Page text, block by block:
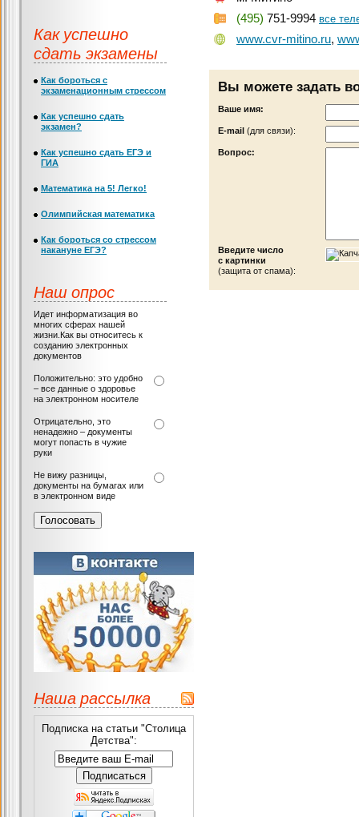
(495) 751-9994 все
www.cvr-mitino.ru,
Вы можете задать
Ваше имя:
Е-mail (для связи):
Вопрос:
Введите число
с картинки
(защита от спама):
Как успешно
сдать экзамены
Как бороться с
экзаменационным стрессом
Как успешно сдать
экзамен?
Как успешно сдать ЕГЭ и
ГИА
Математика на 5! Легко!
Олимпийская математика
Как бороться со стрессом
накануне ЕГЭ?
Наш опрос
Идет информатизация во
многих сферах нашей
жизни.Как вы относитесь к
созданию электронных
документов
Положительно: это удобно
– все данные о здоровье
на электронном носителе
Отрицательно, это
ненадежно – документы
могут попасть в чужие
руки
Не вижу разницы,
документы на бумагах или
в электронном виде
Наша рассылка
Подписка на статьи "Столица
Детства":